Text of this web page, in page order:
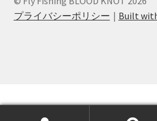
プライバシーポリシー
Built